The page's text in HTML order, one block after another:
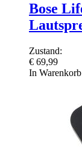
Bose
Zustand:
€ 69,99
In Warenkorb